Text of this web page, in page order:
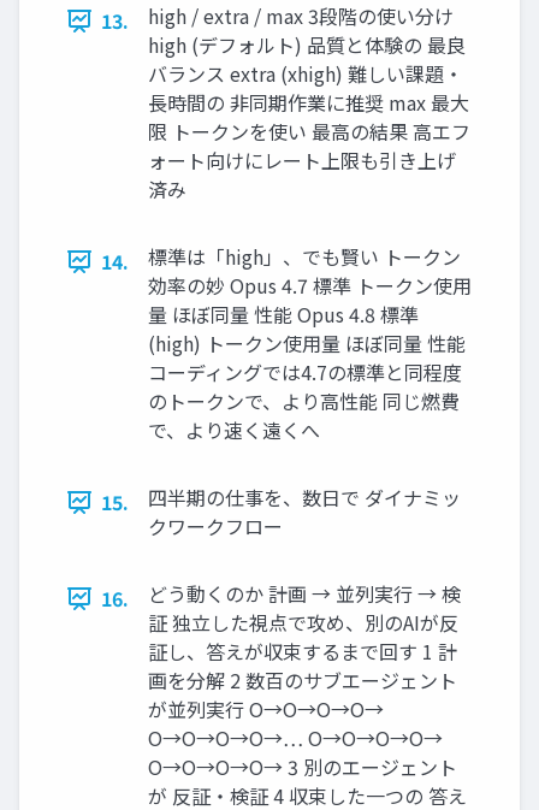
13.
high / extra / max 3段階の使い分け
high (デフォルト) 品質と体験の 最良
バランス extra (xhigh) 難しい課題・
長時間の 非同期作業に推奨 max 最大
限 トークンを使い 最高の結果 高エフ
ォート向けにレート上限も引き上げ
済み
14.
標準は「high」、でも賢い トークン
効率の妙 Opus 4.7 標準 トークン使用
量 ほぼ同量 性能 Opus 4.8 標準
(high) トークン使用量 ほぼ同量 性能
コーディングでは4.7の標準と同程度
のトークンで、より高性能 同じ燃費
で、より速く遠くへ
15.
四半期の仕事を、数日で ダイナミッ
クワークフロー
16.
どう動くのか 計画 → 並列実行 → 検
証 独立した視点で攻め、別のAIが反
証し、答えが収束するまで回す 1 計
画を分解 2 数百のサブエージェント
が並列実行 O→O→O→O→
O→O→O→O→… O→O→O→O→
O→O→O→O→ 3 別のエージェント
が 反証・検証 4 収束した一つの 答え